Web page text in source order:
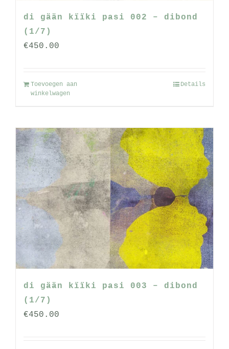
di gään kïïki pasi 002 – dibond
(1/7)
€450.00
Toevoegen aan
winkelwagen
Details
di gään kïïki pasi 003 – dibond
(1/7)
€450.00